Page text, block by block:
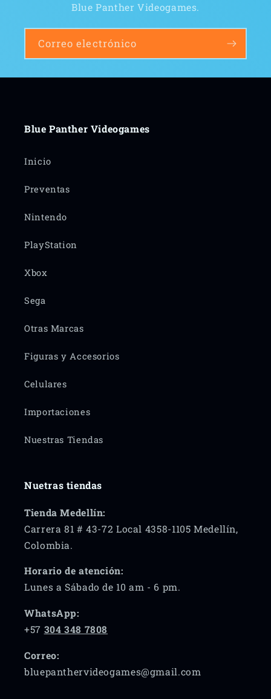
Blue Panther Videogames.
Correo electrónico
Blue Panther Videogames
Inicio
Preventas
Nintendo
PlayStation
Xbox
Sega
Otras Marcas
Figuras y Accesorios
Celulares
Importaciones
Nuestras Tiendas
Nuetras tiendas
Tienda Medellín:
Carrera 81 # 43-72 Local 4358-1105 Medellín,
Colombia.
Horario de atención:
Lunes a Sábado de 10 am - 6 pm.
WhatsApp:
+57 304 348 7808
Correo:
bluepanthervideogames@gmail.com